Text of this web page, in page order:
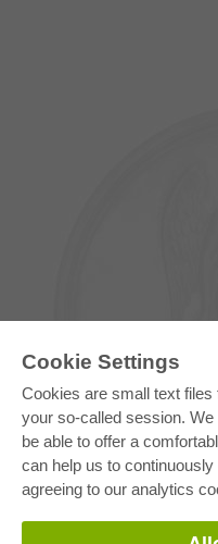
Cookie Settings
Cookies are small text
your so-called session.
be able to offer a
can help us to
agreeing to our analytics
E-COLLECTION
Department Packages
Pick & Choose
E-Book Delivery
Frequently Asked Questions (FAQ)
ONLINE STORE